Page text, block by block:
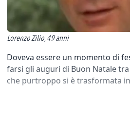
Lorenzo Zilio, 49 anni
Doveva essere un momento di
farsi gli auguri di Buon Natale
che purtroppo si è trasformata